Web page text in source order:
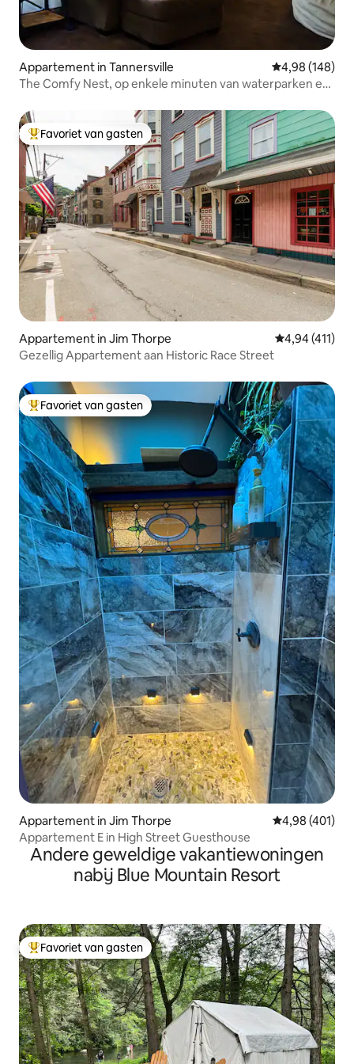
Appartement in Tannersville Gemiddelde
4,98 (148)
The Comfy Nest, op enkele minuten van waterparken en
Topfavoriet van gasten
Favoriet van gasten
Appartement in Jim Thorpe Gemiddelde
4,94 (411)
Gezellig Appartement aan Historic Race Street
Topfavoriet van gasten
Favoriet van gasten
Appartement in Jim Thorpe Gemiddelde
4,98 (401)
Appartement E in High Street Guesthouse
Andere geweldige vakantiewoningen
nabij Blue Mountain Resort
Topfavoriet van gasten
Favoriet van gasten